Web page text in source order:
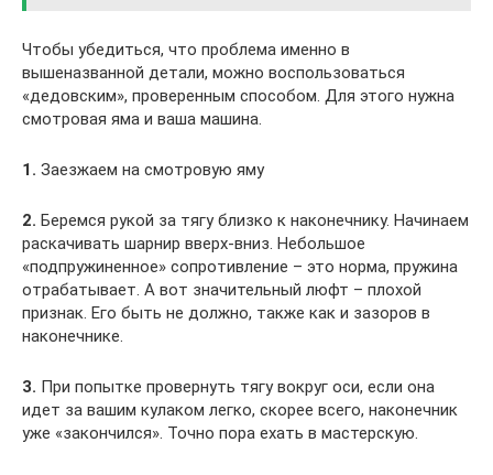
Чтобы убедиться, что проблема именно в
вышеназванной детали, можно воспользоваться
«дедовским», проверенным способом. Для этого нужна
смотровая яма и ваша машина.
1. Заезжаем на смотровую яму
2. Беремся рукой за тягу близко к наконечнику. Начинаем
раскачивать шарнир вверх-вниз. Небольшое
«подпружиненное» сопротивление – это норма, пружина
отрабатывает. А вот значительный люфт – плохой
признак. Его быть не должно, также как и зазоров в
наконечнике.
3. При попытке провернуть тягу вокруг оси, если она
идет за вашим кулаком легко, скорее всего, наконечник
уже «закончился». Точно пора ехать в мастерскую.